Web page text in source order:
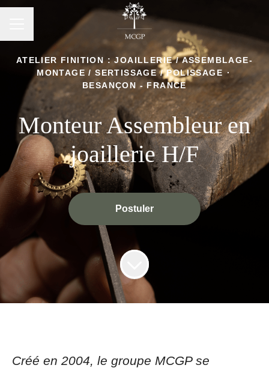
Menu carrière
ATELIER FINITION : JOAILLERIE / ASSEMBLAGE-
MONTAGE / SERTISSAGE / POLISSAGE ·
BESANÇON - FRANCE
Monteur Assembleur en
joaillerie H/F
Postuler
Créé en 2004, le groupe MCGP se